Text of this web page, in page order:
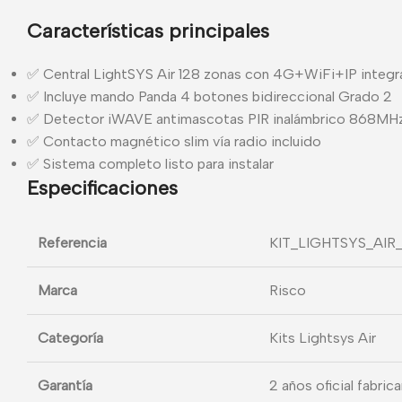
Características principales
✅ Central LightSYS Air 128 zonas con 4G+WiFi+IP
✅ Incluye mando Panda 4 botones bidireccional Grado 2
✅ Detector iWAVE antimascotas PIR inalámbrico
✅ Contacto magnético slim vía radio incluido
✅ Sistema completo listo para instalar
Especificaciones
Referencia
Marca Risco
Categoría Kits Lightsys Air
Garantía 2 años oficial